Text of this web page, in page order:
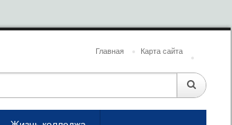
Главная Карта сайта